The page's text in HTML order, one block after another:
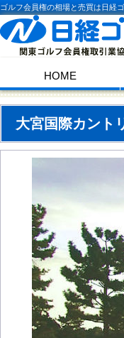
ゴルフ会員権の相場と売買は日経
HOME
大宮国際カント